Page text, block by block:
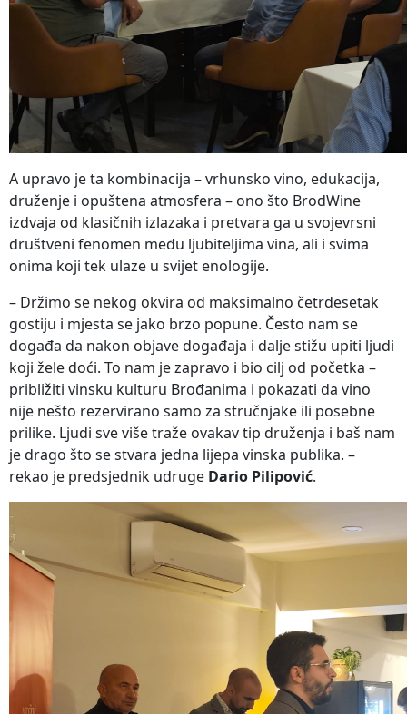
A upravo je ta kombinacija – vrhunsko vino, edukacija,
druženje i opuštena atmosfera – ono što BrodWine
izdvaja od klasičnih izlazaka i pretvara ga u svojevrsni
društveni fenomen među ljubiteljima vina, ali i svima
onima koji tek ulaze u svijet enologije.
– Držimo se nekog okvira od maksimalno četrdesetak
gostiju i mjesta se jako brzo popune. Često nam se
događa da nakon objave događaja i dalje stižu upiti ljudi
koji žele doći. To nam je zapravo i bio cilj od početka –
približiti vinsku kulturu Brođanima i pokazati da vino
nije nešto rezervirano samo za stručnjake ili posebne
prilike. Ljudi sve više traže ovakav tip druženja i baš nam
je drago što se stvara jedna lijepa vinska publika. –
rekao je predsjednik udruge Dario Pilipović.